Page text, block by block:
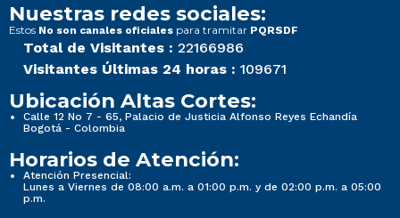
Nuestras redes sociales:
Estos No son canales oficiales para tramitar PQRSDF
Total de Visitantes : 22166986
Visitantes Últimas 24 horas : 109671
Ubicación Altas Cortes:
Calle 12 No 7 - 65, Palacio de Justicia Alfonso Reyes Echandía
Bogotá - Colombia
Horarios de Atención:
Atención Presencial:
Lunes a Viernes de 08:00 a.m. a 01:00 p.m. y de 02:00 p.m. a 05:00
p.m.